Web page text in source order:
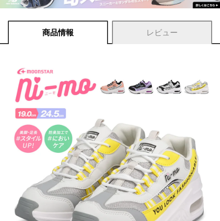
商品情報 レビュー